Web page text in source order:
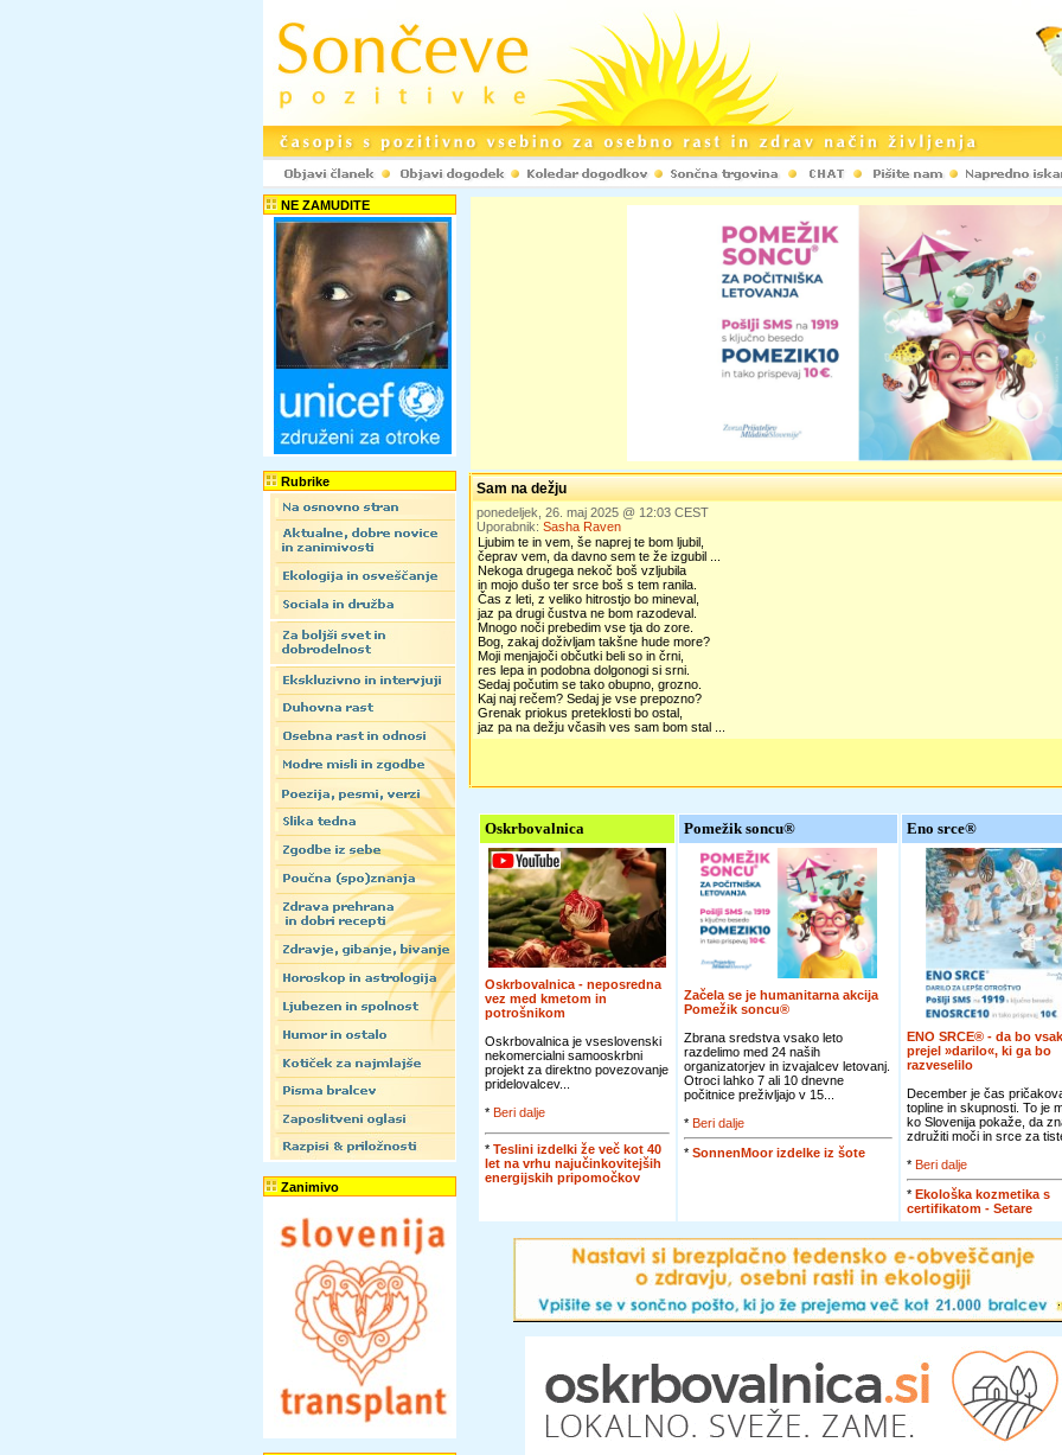
NE ZAMUDITE
Rubrike
Zanimivo
Sam na dežju
ponedeljek, 26. maj 2025 @ 12:03 CEST
Uporabnik: Sasha Raven
Ljubim te in vem, še naprej te bom ljubil,
čeprav vem, da davno sem te že izgubil ...
Nekoga drugega nekoč boš vzljubila
in mojo dušo ter srce boš s tem ranila.
Čas z leti, z veliko hitrostjo bo mineval,
jaz pa drugi čustva ne bom razodeval.
Mnogo noči prebedim vse tja do zore.
Bog, zakaj doživljam takšne hude more?
Moji menjajoči občutki beli so in črni,
res lepa in podobna dolgonogi si srni.
Sedaj počutim se tako obupno, grozno.
Kaj naj rečem? Sedaj je vse prepozno?
Grenak priokus preteklosti bo ostal,
jaz pa na dežju včasih ves sam bom stal ...
Oskrbovalnica
Oskrbovalnica - neposredna
vez med kmetom in
potrošnikom
Oskrbovalnica je vseslovenski
nekomercialni samooskrbni
projekt za direktno povezovanje
pridelovalcev...
* Beri dalje
* Teslini izdelki že več kot 40
let na vrhu najučinkovitejših
energijskih pripomočkov
Pomežik soncu®
Začela se je humanitarna akcija
Pomežik soncu®
Zbrana sredstva vsako leto
razdelimo med 24 naših
organizatorjev in izvajalcev letovanj.
Otroci lahko 7 ali 10 dnevne
počitnice preživljajo v 15...
* Beri dalje
* SonnenMoor izdelke iz šote
Eno srce®
ENO SRCE® - da bo
prejel »darilo«, ki ga bo
razveselilo
December je čas
topline in skupnosti. To je
ko Slovenija pokaže, da
združiti moči in srce za
* Beri dalje
* Ekološka kozmetika s
certifikatom - Setare